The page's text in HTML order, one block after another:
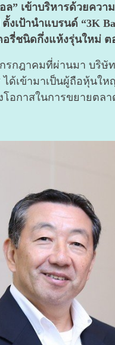
” เข้าบริหารด้วยคว
งเป้านำแบรนด์ “3K
ตอรี่ชนิดกึ่งแห้งรุ่นใหม่
คมที่ผ่านมา บริษัท ไ
ได้เข้ามาเป็นผู้ถือหุ้นใ
อกาสในการขยายตล